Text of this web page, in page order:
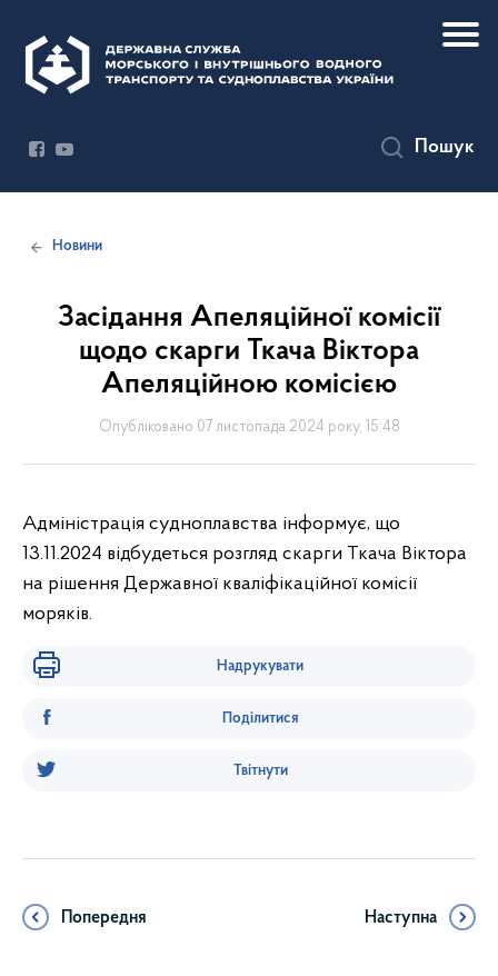
Пошук
Новини
Засідання Апеляційної комісії
щодо скарги Ткача Віктора
Апеляційною комісією
Опубліковано 07 листопада 2024 року, 15:48
Адміністрація судноплавства інформує, що
13.11.2024 відбудеться розгляд скарги Ткача Віктора
на рішення Державної кваліфікаційної комісії
моряків.
Надрукувати
Поділитися
Твітнути
Попередня Наступна